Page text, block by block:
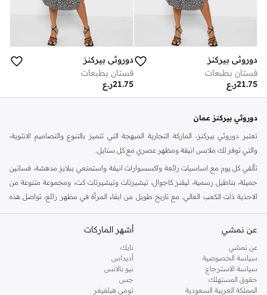
دوروثي بيركنز
فستان بطبعات
ر.ع21.75
دوروثي بيركنز
فستان بطبعات
ر.ع21.75
دوروثي بيركنز عمان
تعتبر دوروثي بيركنز، الماركة التجارية المبهجة التي تتميز بالتنوع والتصاميم الانثوية،
والتي توفر لك ملابس انيقة ومظهر عصري مع كل ستايل.
تألقي كل يوم مع اساسيات رائعة واكسسوارات انيقة واستمتعي ببلايز مدهشة، فساتين
جميلة، بناطيل رسمية، ليقنز كاجوال، تيشيرتات وتيشيرتات كت، ومجموعة متنوعة من
الاحذية ذات الكعب العالي. مع تاريخ طويل من ابقاء المرأة في مظهر رائع، تواصل هذه
كنت تقومين بتجديد خزانة ملابسك الملائمة للعمل، البحث عن فستان مثالي للحفلات او
اليه.
تسوقي دوروثي بيركنز اون لاين مسقط
تسوقي دوروثي بيركنز اون لاين من نمشي واستمتعي باكثر من الف ستايل من مجموعة
عن نمشي
عن نمشي
سياسة الخصوصية
سياسة الاسترجاع
حقوق المستهلك
المملكة العربية السعودية
أشهر الماركات
نايك
أديداس
نيو بالانس
جس
تومي هيلفيغر